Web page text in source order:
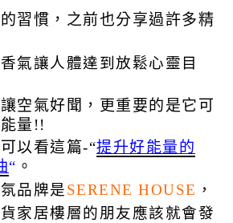
習慣， 之前也分享過許多精
氣讓人體達到放鬆心靈目
空氣好聞，更重要的是它可
量!!
以看這篇-“提升好能量的
“ 。
品牌是SERENE HOUSE ，
家居樓層的朋友應該就會發